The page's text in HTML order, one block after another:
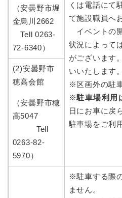
（安曇野市堀
金烏川2662
Tell 0263-
72-6340）
くは電話にて
て施設職員へ
イベントの
状況によって
がございます
いいたします。
※区画外の駐
※駐車場利用
日にお車に戻
駐車場をご利
(2)安曇野市
穂高会館
（安曇野市穂
高5047
Tell
0263-82-
5970）
※駐車する際
ません。